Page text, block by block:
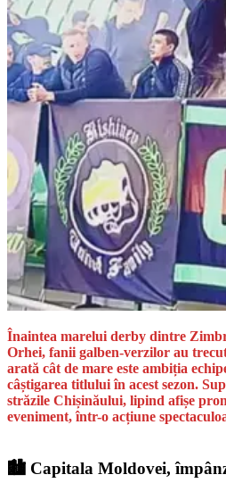
Înaintea marelui derby dintre
Orhei, fanii galben-verzilor au
arată cât de mare este ambiția
câștigarea titlului în acest sezon.
străzile Chișinăului, lipind afișe
eveniment, într-o acțiune
🏙️ Capitala Moldovei,